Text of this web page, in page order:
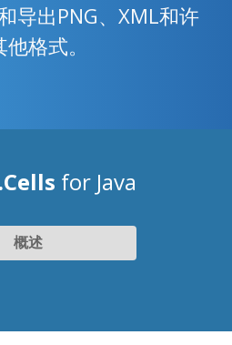
导出PNG、XML和许
格式。
for Java
概述